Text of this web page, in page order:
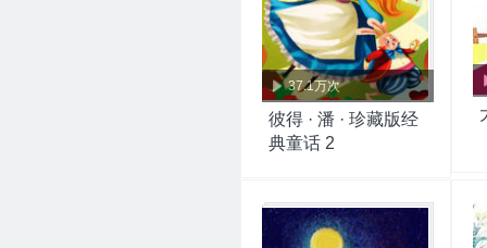
37.1万次
彼得 · 潘 · 珍藏版经
典童话 2